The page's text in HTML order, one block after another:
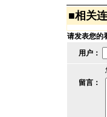
■相关
请发表您的
用户：
留言：